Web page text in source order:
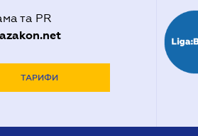
та PR
ТАРИФИ